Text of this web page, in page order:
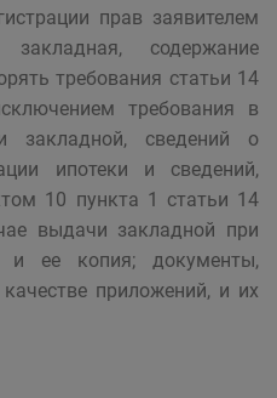
прав заявителем
закладная, содержание
требования статьи 14
требования в
закладной, сведений о
ипотеки и сведений,
10 пункта 1 статьи 14
выдачи закладной при
и ее копия; документы,
приложений, и их